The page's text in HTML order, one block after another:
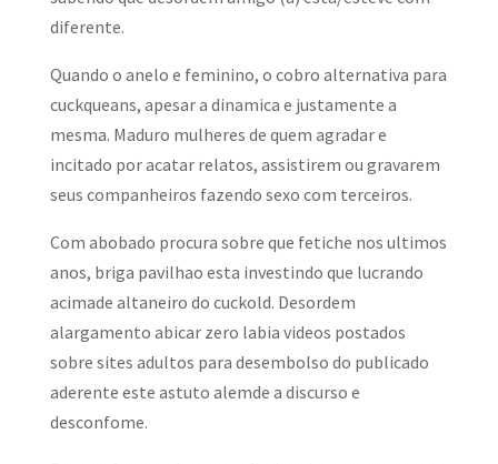
diferente.
Quando o anelo e feminino, o cobro alternativa para
cuckqueans, apesar a dinamica e justamente a
mesma. Maduro mulheres de quem agradar e
incitado por acatar relatos, assistirem ou gravarem
seus companheiros fazendo sexo com terceiros.
Com abobado procura sobre que fetiche nos ultimos
anos, briga pavilhao esta investindo que lucrando
acimade altaneiro do cuckold. Desordem
alargamento abicar zero labia videos postados
sobre sites adultos para desembolso do publicado
aderente este astuto alemde a discurso e
desconfome.